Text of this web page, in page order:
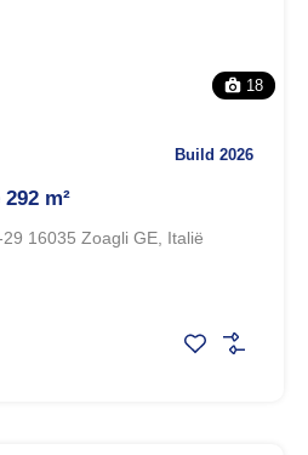
18
Build 2026
m²
16035 Zoagli GE, Italië